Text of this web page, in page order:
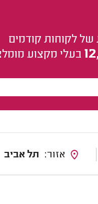
של לקוחות קודמים
בעלי מקצוע
תל אביב